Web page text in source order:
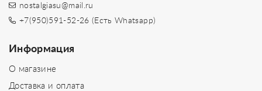
nostalgiasu@mail.ru
+7(950)591-52-26 (Есть Whatsapp)
Информация
О магазине
Доставка и оплата